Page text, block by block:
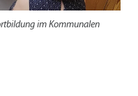
im Kommunalen